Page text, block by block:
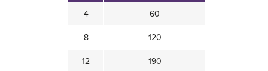
4 60
8 120
12 190